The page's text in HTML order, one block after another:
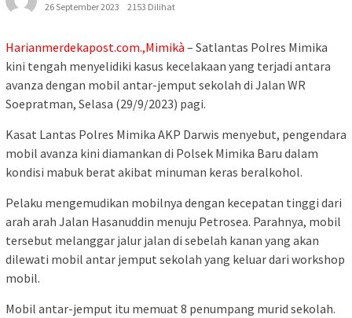
26 September 2023
2153 Dilihat
Harianmerdekapost.com.,Mimikà – Satlantas Polres Mimika
kini tengah menyelidiki kasus kecelakaan yang terjadi antara
avanza dengan mobil antar-jemput sekolah di Jalan WR
Soepratman, Selasa (29/9/2023) pagi.
Kasat Lantas Polres Mimika AKP Darwis menyebut, pengendara
mobil avanza kini diamankan di Polsek Mimika Baru dalam
kondisi mabuk berat akibat minuman keras beralkohol.
Pelaku mengemudikan mobilnya dengan kecepatan tinggi dari
arah arah Jalan Hasanuddin menuju Petrosea. Parahnya, mobil
tersebut melanggar jalur jalan di sebelah kanan yang akan
dilewati mobil antar jemput sekolah yang keluar dari workshop
mobil.
Mobil antar-jemput itu memuat 8 penumpang murid sekolah.